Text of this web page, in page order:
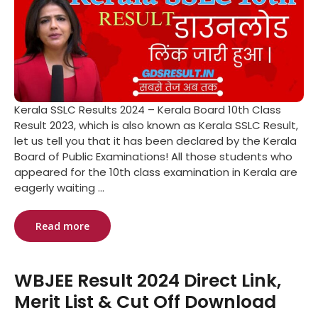
Kerala SSLC Results 2024 – Kerala Board 10th Class
Result 2023, which is also known as Kerala SSLC Result,
let us tell you that it has been declared by the Kerala
Board of Public Examinations! All those students who
appeared for the 10th class examination in Kerala are
eagerly waiting ...
Read more
WBJEE Result 2024 Direct Link,
Merit List & Cut Off Download